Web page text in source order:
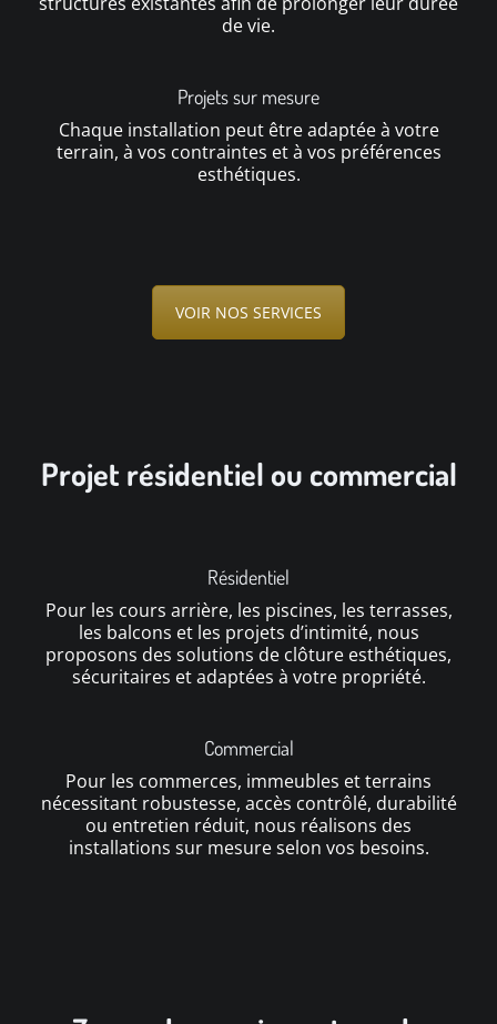
de vie.
Projets sur mesure
Chaque installation peut être adaptée à votre
terrain, à vos contraintes et à vos préférences
esthétiques.
VOIR NOS SERVICES
Projet résidentiel ou commercial
Résidentiel
Pour les cours arrière, les piscines, les terrasses,
les balcons et les projets d’intimité, nous
proposons des solutions de clôture esthétiques,
sécuritaires et adaptées à votre propriété.
Commercial
Pour les commerces, immeubles et terrains
nécessitant robustesse, accès contrôlé, durabilité
ou entretien réduit, nous réalisons des
installations sur mesure selon vos besoins.